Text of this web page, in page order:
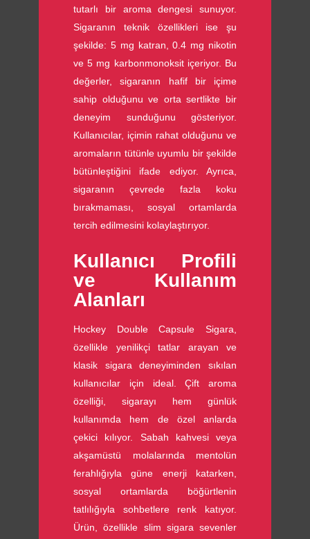
tutarlı bir aroma dengesi sunuyor.
Sigaranın teknik özellikleri ise şu
şekilde: 5 mg katran, 0.4 mg nikotin
ve 5 mg karbonmonoksit içeriyor. Bu
değerler, sigaranın hafif bir içime
sahip olduğunu ve orta sertlikte bir
deneyim sunduğunu gösteriyor.
Kullanıcılar, içimin rahat olduğunu ve
aromaların tütünle uyumlu bir şekilde
bütünleştiğini ifade ediyor. Ayrıca,
sigaranın çevrede fazla koku
bırakmaması, sosyal ortamlarda
tercih edilmesini kolaylaştırıyor.
Kullanıcı Profili
ve Kullanım
Alanları
Hockey Double Capsule Sigara,
özellikle yenilikçi tatlar arayan ve
klasik sigara deneyiminden sıkılan
kullanıcılar için ideal. Çift aroma
özelliği, sigarayı hem günlük
kullanımda hem de özel anlarda
çekici kılıyor. Sabah kahvesi veya
akşamüstü molalarında mentolün
ferahlığıyla güne enerji katarken,
sosyal ortamlarda böğürtlenin
tatlılığıyla sohbetlere renk katıyor.
Ürün, özellikle slim sigara sevenler